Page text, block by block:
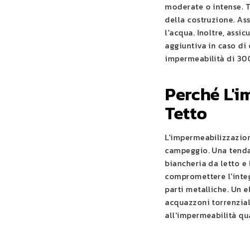
moderate o intense.
della costruzione.
l'acqua. Inoltre,
aggiuntiva in caso di
impermeabilità di
Perché
Tetto
campeggio. Una
biancheria da letto
compromettere
parti metalliche. Un
acquazzoni
all'impermeabilità